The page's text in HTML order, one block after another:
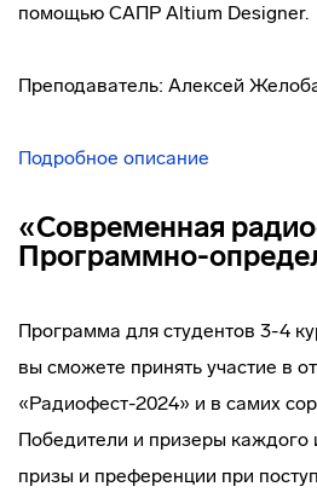
помощью САПР Altium Designer.
Преподаватель: Алексей
Подробное описание
«Современная
Программно-
Программа для студентов 3-4
вы сможете принять участие в
«Радиофест-2024» и в самих
Победители и призеры каждого
призы и преференции при